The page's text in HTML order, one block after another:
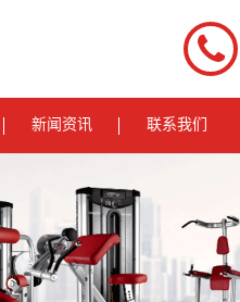
新闻资讯 联系我们